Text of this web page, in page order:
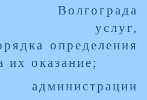
Волгограда
услуг,
определения
их оказание;